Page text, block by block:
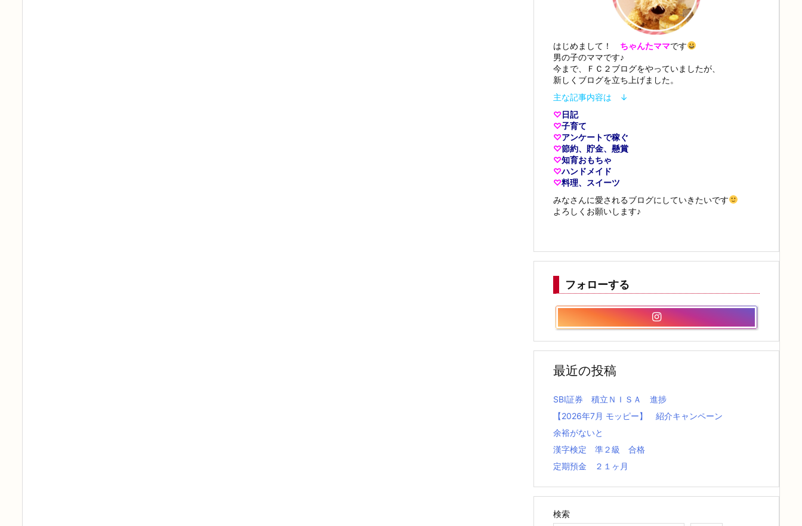
はじめまして！ ちゃんたママです
男の子のママです♪
今まで、ＦＣ２ブログをやっていましたが、
新しくブログを立ち上げました。
主な記事内容は ↓
♡日記
♡子育て
♡アンケートで稼ぐ
♡節約、貯金、懸賞
♡知育おもちゃ
♡ハンドメイド
♡料理、スイーツ
みなさんに愛されるブログにしていきたいです
よろしくお願いします♪
フォローする
最近の投稿
SBI証券 積立ＮＩＳＡ 進捗
【2026年7月 モッピー】 紹介キャンペーン
余裕がないと
漢字検定 準２級 合格
定期預金 ２１ヶ月
検索